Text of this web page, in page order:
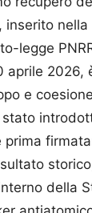
inserito nella
legge
aprile 2026,
e
stato
della